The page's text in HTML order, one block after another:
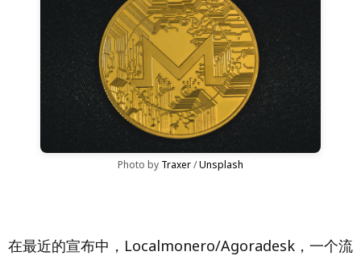
Photo by Traxer / Unsplash
在最近的宣布中，Localmonero/Agoradesk，一个流